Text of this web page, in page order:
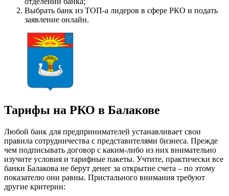
Выбрать банк из ТОП-а лидеров в сфере РКО и подать
заявление онлайн.
Тарифы на РКО в Балакове
Любой банк для предпринимателей устанавливает свои
правила сотрудничества с представителями бизнеса. Прежде
чем подписывать договор с каким-либо из них внимательно
изучите условия и тарифные пакеты. Учтите, практически все
банки Балакова не берут денег за открытие счета – по этому
показателю они равны. Пристального внимания требуют
другие критерии: